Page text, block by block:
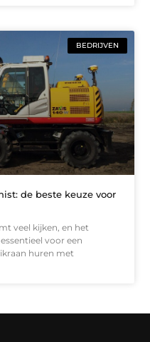
BEDRIJVEN
de beste keuze voor
veel kijken, en het
voor een
huren met